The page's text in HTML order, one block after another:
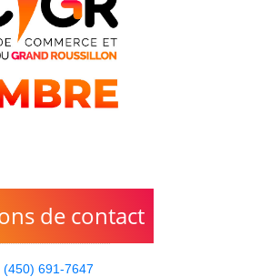
de contact
(450) 691-7647